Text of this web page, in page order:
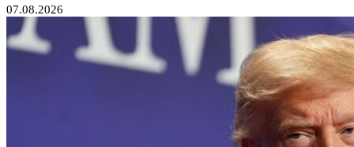
07.08.2026